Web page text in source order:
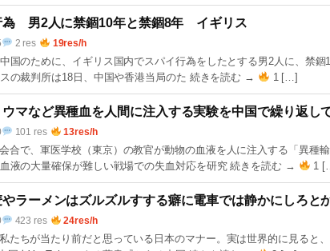
為 男2人に禁錮10年と禁錮8年 イギリス
2 res 19res/h
国のために、イギリス国内でスパイ行為をしたとする男2人に、禁錮
の裁判所は18日、中国や香港当局のた 続きを読む →
1 […]
ウマなど異種血を人間に注入する実験を中国で繰り返
101 res 13res/h
合で、軍医学校（東京）の教官が動物の血液を人に注入する「異種
液の大量確保が難しい戦場での失血対応を研究 続きを読む →
1
ラーメンはズルズルすする癖に電車では静かにしろと
423 res 24res/h
たちが当たり前だと思っている日本のマナー。実は世界的に見ると